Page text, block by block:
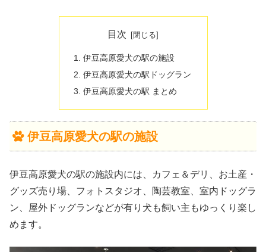
目次
伊豆高原愛犬の駅の施設
伊豆高原愛犬の駅ドッグラン
伊豆高原愛犬の駅 まとめ
伊豆高原愛犬の駅の施設
伊豆高原愛犬の駅の施設内には、カフェ＆デリ、お土産・
グッズ売り場、フォトスタジオ、陶芸教室、室内ドッグラ
ン、屋外ドッグランなどが有り犬も飼い主もゆっくり楽し
めます。